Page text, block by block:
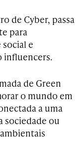
de Cyber, passa
para
e
influencers.
de Green
o mundo em
a uma
sociedade ou